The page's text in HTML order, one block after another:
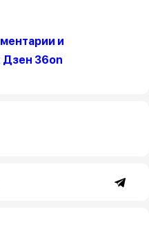
и
Дзен 36on